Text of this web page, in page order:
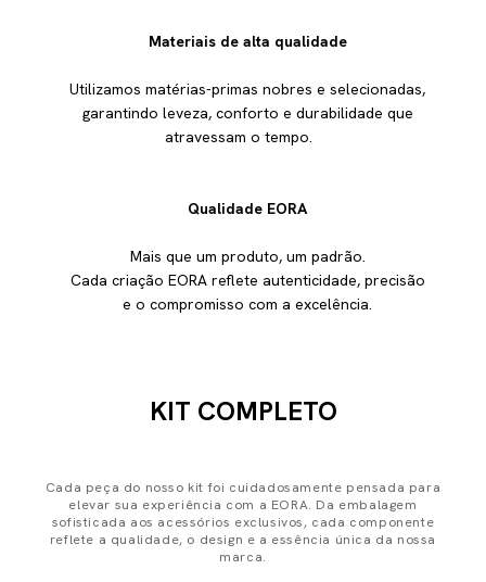
Materiais de alta qualidade
Utilizamos matérias-primas nobres e selecionadas,
garantindo leveza, conforto e durabilidade que
atravessam o tempo.
Qualidade EORA
Mais que um produto, um padrão.
Cada criação EORA reflete autenticidade, precisão
e o compromisso com a excelência.
KIT COMPLETO
Cada peça do nosso kit foi cuidadosamente pensada para
elevar sua experiência com a EORA. Da embalagem
sofisticada aos acessórios exclusivos, cada componente
reflete a qualidade, o design e a essência única da nossa
marca.